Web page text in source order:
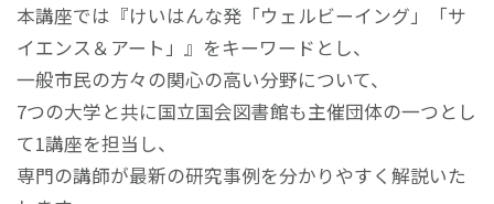
本講座では『けいはんな発「ウェルビーイング」「サ
イエンス＆アート」』をキーワードとし、
一般市民の方々の関心の高い分野について、
7つの大学と共に国立国会図書館も主催団体の一つとし
て1講座を担当し、
専門の講師が最新の研究事例を分かりやすく解説いた